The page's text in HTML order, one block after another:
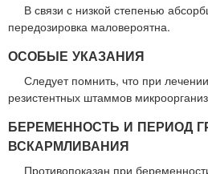
В связи с низкой степенью
передозировка маловероятна.
ОСОБЫЕ УКАЗАНИЯ
Следует помнить, что при
резистентных штаммов
БЕРЕМЕННОСТЬ И ПЕРИОД
ВСКАРМЛИВАНИЯ
Противопоказан при